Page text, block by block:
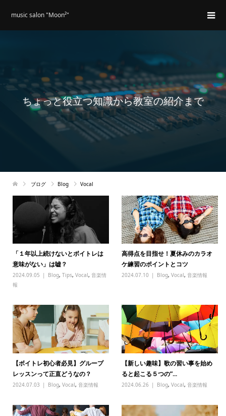
music salon "Moon²"
ちょっと役立つ知識から教室の紹介まで
ブログ Blog Vocal
「１年以上続けないとボイトレは
意味がない」は嘘？
2024.09.05 Blog, Tips, Vocal, 音楽情
報
高得点を目指せ！夏休みのカラオ
ケ練習のポイントとコツ
2024.07.10 Blog,Vocal,音楽情報
【ボイトレ初心者必見】グループ
レッスンって正直どうなの？
2024.07.03 Blog, Vocal, 音楽情報
【新しい趣味】歌の習い事を始め
ると起こる５つの”...
2024.06.26 Blog,Vocal,音楽情報